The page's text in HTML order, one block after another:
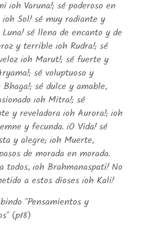
¡oh Varuna!; sé poderoso en
Sol! sé muy radiante y
Luna! sé llena de encanto y de
y terrible ¡oh Rudra!; sé
¡oh Marut!; sé fuerte y
sé voluptuoso y
Bhaga!; sé dulce y amable,
¡oh Mitra!; sé
y reveladora ¡oh Aurora!; ¡oh
y fecunda. ¡O Vida! sé
y alegre; ¡oh Muerte,
de morada en morada.
todos, ¡oh Brahmanaspati! No
a estos dioses ¡oh Kali!
“Pensamientos y
(p18)